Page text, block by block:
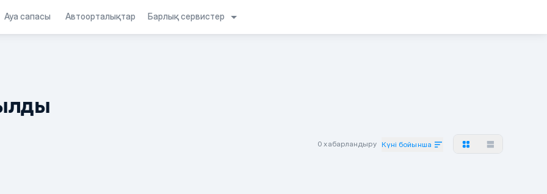
Ауа сапасы Автоорталықтар Барлық сервистер
0 хабарландыру Күні бойынша